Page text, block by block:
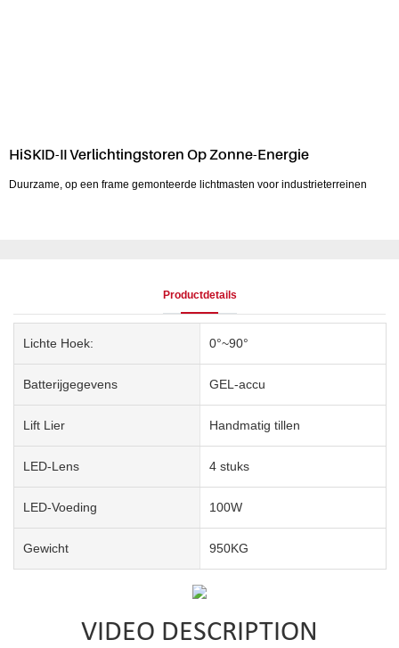
HiSKID-II Verlichtingstoren Op Zonne-Energie
Duurzame, op een frame gemonteerde lichtmasten voor industrieterreinen
Productdetails
Lichte Hoek: 0°~90°
Batterijgegevens GEL-accu
Lift Lier Handmatig tillen
LED-Lens 4 stuks
LED-Voeding 100W
Gewicht 950KG
VIDEO DESCRIPTION